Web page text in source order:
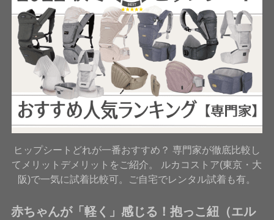
ヒップシートどれが一番おすすめ？ 専門家が徹底比較し
てメリットデメリットをご紹介。 ルカコストア(東京・大
阪)で一気に試着比較可。ご自宅でレンタル試着も有。
赤ちゃんが「軽く」感じる！抱っこ紐（エル